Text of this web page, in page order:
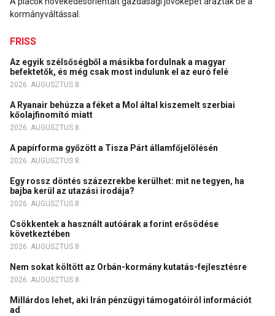
kormányváltással.
FRISS
Az egyik szélsőségből a másikba fordulnak a magyar
befektetők, és még csak most indulunk el az euró felé
2026. AUGUSZTUS 8.
A Ryanair behúzza a féket a Mol által kiszemelt szerbiai
kőolajfinomító miatt
2026. AUGUSZTUS 8.
A papírforma győzött a Tisza Párt államfőjelölésén
2026. AUGUSZTUS 8.
Egy rossz döntés százezrekbe kerülhet: mit ne tegyen, ha
bajba kerül az utazási irodája?
2026. AUGUSZTUS 8.
Csökkentek a használt autóárak a forint erősödése
következtében
2026. AUGUSZTUS 8.
Nem sokat költött az Orbán-kormány kutatás-fejlesztésre
2026. AUGUSZTUS 8.
Millárdos lehet, aki Irán pénzügyi támogatóiról információt
ad